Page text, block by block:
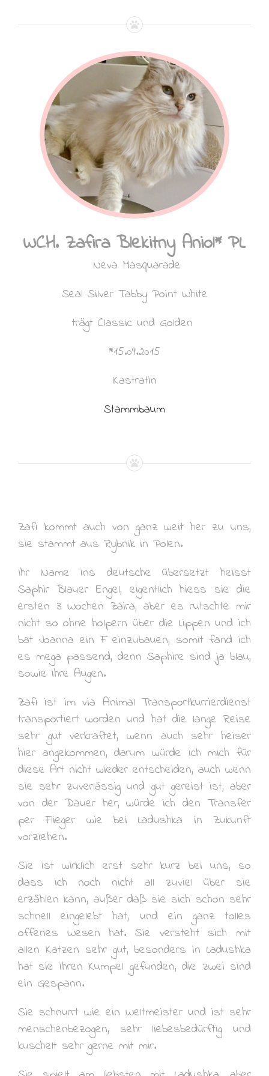
WCH. Zafira Blekitny Aniol* PL
Neva Masquarade
Seal Silver Tabby Point White
trägt Classic und Golden
*15.09.2015
Kastratin
Stammbaum
Zafi kommt auch von ganz weit her zu uns,
sie stammt aus Rybnik in Polen.
Ihr Name ins deutsche übersetzt heisst
Saphir Blauer Engel, eigentlich hiess sie die
ersten 3 Wochen Zaira, aber es rutschte mir
nicht so ohne holpern über die Lippen und ich
bat Joanna ein F einzubauen, somit fand ich
es mega passend, denn Saphire sind ja blau,
sowie ihre Augen.
Zafi ist im via Animal Transportkurrierdienst
transportiert worden und hat die lange Reise
sehr gut verkraftet, wenn auch sehr heiser
hier angekommen, darum würde ich mich für
diese Art nicht wieder entscheiden, auch wenn
sie sehr zuverlässig und gut gereist ist, aber
von der Dauer her, würde ich den Transfer
per Flieger wie bei Ladushka in Zukunft
vorziehen.
Sie ist wirklich erst sehr kurz bei uns, so
dass ich noch nicht all zuviel über sie
erzählen kann, außer daß sie sich schon sehr
schnell eingelebt hat, und ein ganz tolles
offenes Wesen hat. Sie versteht sich mit
allen Katzen sehr gut, besonders in Ladushka
hat sie ihren Kumpel gefunden, die zwei sind
ein Gespann.
Sie schnurrt wie ein Weltmeister und ist sehr
menschenbezogen, sehr liebesbedürftig und
kuschelt sehr gerne mit mir.